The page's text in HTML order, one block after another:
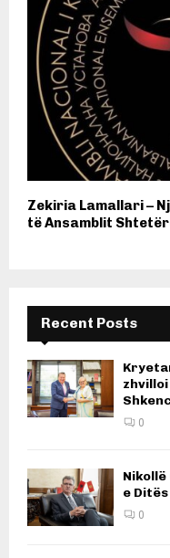
Zekiria Lamallari –
të Ansamblit
Recent Posts
zhvilloi
0
e
0